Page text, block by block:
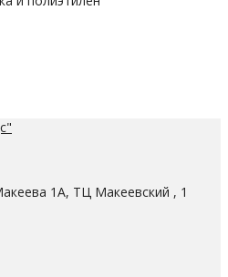
1А, ТЦ Макеевский , 1